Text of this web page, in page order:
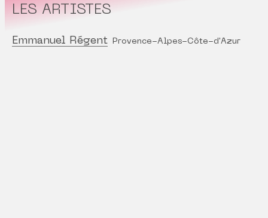
LES ARTISTES
Emmanuel Régent Provence-Alpes-Côte-d'Azur